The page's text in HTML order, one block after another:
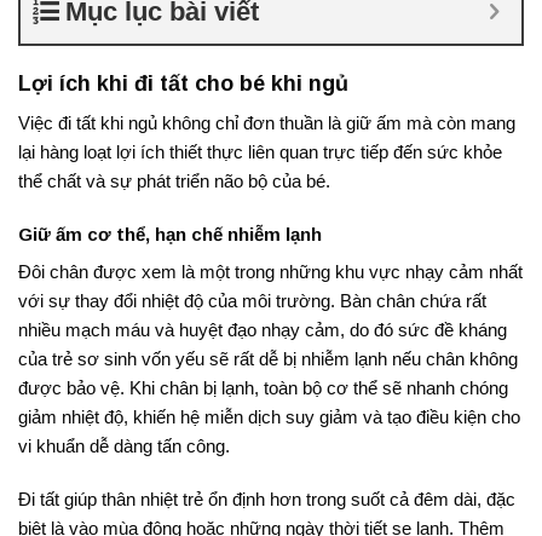
Mục lục bài viết
Lợi ích khi đi tất cho bé khi ngủ
Việc đi tất khi ngủ không chỉ đơn thuần là giữ ấm mà còn mang
lại hàng loạt lợi ích thiết thực liên quan trực tiếp đến sức khỏe
thể chất và sự phát triển não bộ của bé.
Giữ ấm cơ thể, hạn chế nhiễm lạnh
Đôi chân được xem là một trong những khu vực nhạy cảm nhất
với sự thay đổi nhiệt độ của môi trường. Bàn chân chứa rất
nhiều mạch máu và huyệt đạo nhạy cảm, do đó sức đề kháng
của trẻ sơ sinh vốn yếu sẽ rất dễ bị nhiễm lạnh nếu chân không
được bảo vệ. Khi chân bị lạnh, toàn bộ cơ thể sẽ nhanh chóng
giảm nhiệt độ, khiến hệ miễn dịch suy giảm và tạo điều kiện cho
vi khuẩn dễ dàng tấn công.
Đi tất giúp thân nhiệt trẻ ổn định hơn trong suốt cả đêm dài, đặc
biệt là vào mùa đông hoặc những ngày thời tiết se lạnh. Thêm